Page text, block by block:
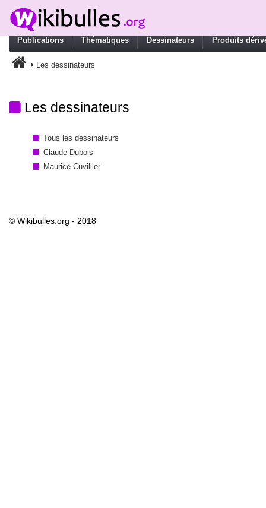
Publications Thématiques Dessinateurs Produits
Les dessinateurs
Les dessinateurs
Tous les dessinateurs
Claude Dubois
Maurice Cuvillier
© Wikibulles.org - 2018